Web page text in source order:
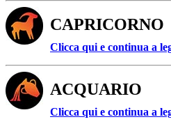
CAPRICORNO
Clicca qui e continua a
ACQUARIO
Clicca qui e continua a